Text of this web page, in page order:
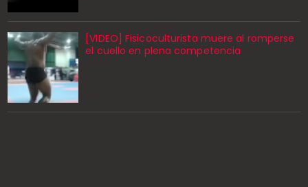
[VIDEO] Fisicoculturista muere al romperse
el cuello en plena competencia